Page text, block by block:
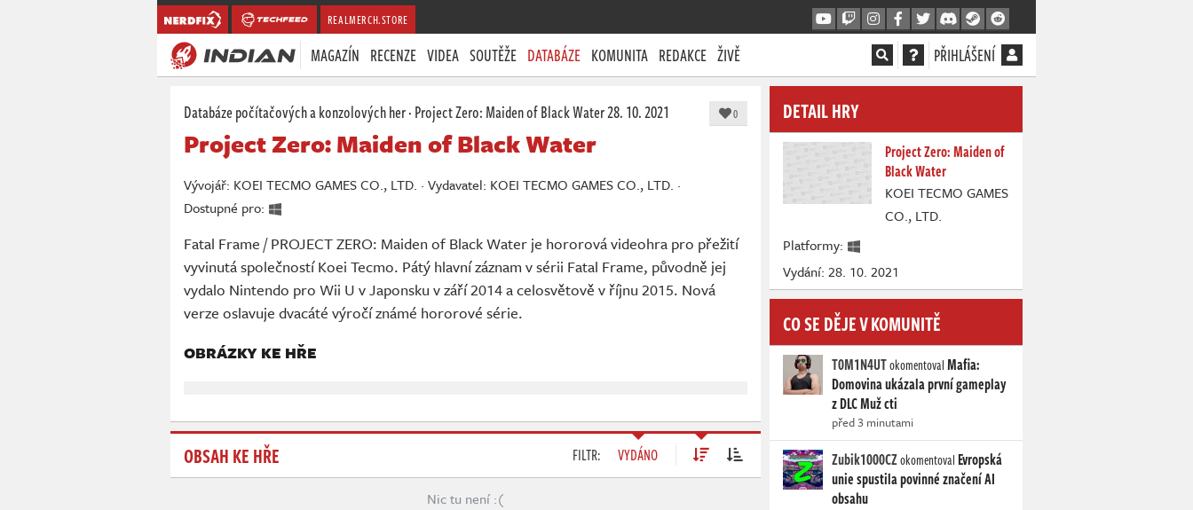
REALMERCH.STORE
MAGAZÍN RECENZE VIDEA SOUTĚŽE DATABÁZE KOMUNITA REDAKCE ŽIVĚ PŘIHLÁŠENÍ
Databáze počítačových a konzolových her·Project Zero: Maiden of Black Water28. 10. 2021 0
Project Zero: Maiden of Black Water
Vývojář: KOEI TECMO GAMES CO., LTD. · Vydavatel: KOEI TECMO GAMES CO., LTD. ·
Dostupné pro:
Fatal Frame / PROJECT ZERO: Maiden of Black Water je hororová videohra pro přežití
vyvinutá společností Koei Tecmo. Pátý hlavní záznam v sérii Fatal Frame, původně jej
vydalo Nintendo pro Wii U v Japonsku v září 2014 a celosvětově v říjnu 2015. Nová
verze oslavuje dvacáté výročí známé hororové série.
OBRÁZKY KE HŘE
OBSAH KE HŘE FILTR: VYDÁNO
Nic tu není :(
DETAIL HRY
Project Zero: Maiden of
Black Water
KOEI TECMO GAMES
CO., LTD.
Platformy:
Vydání: 28. 10. 2021
CO SE DĚJE V KOMUNITĚ
T0M1N4UTokomentovalMafia:
Domovina ukázala první gameplay
z DLC Muž cti
před 3 minutami
Zubik1000CZokomentoval Evropská
unie spustila povinné značení AI
obsahu